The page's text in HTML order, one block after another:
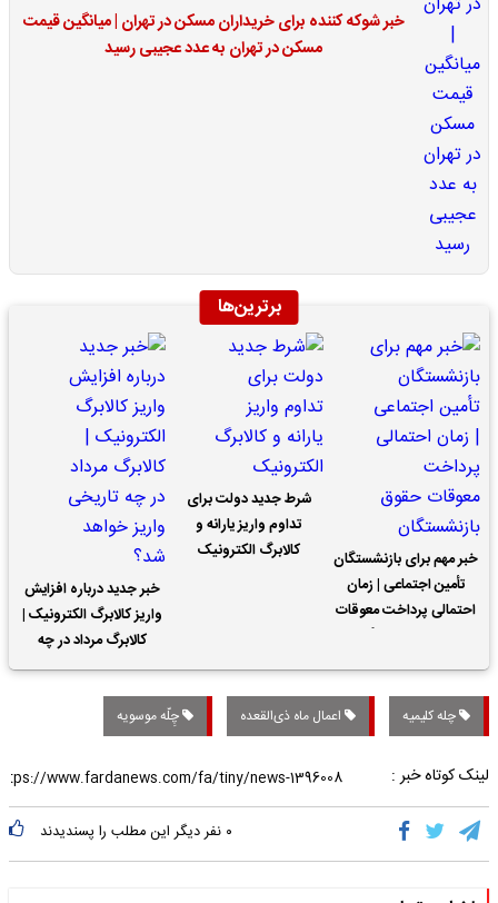
خبر شوکه کننده برای خریداران مسکن در تهران | میانگین قیمت
مسکن در تهران به عدد عجیبی رسید
برترین‌ها
خبر مهم برای بازنشستگان
تأمین اجتماعی | زمان
احتمالی پرداخت معوقات
شرط جدید دولت برای
تداوم واریز یارانه و
کالابرگ الکترونیک
خبر جدید درباره افزایش
واریز کالابرگ الکترونیک |
کالابرگ مرداد در چه
تاریخی واریز خواهد شد؟
چله کلیمیه اعمال ماه ذی‌القعده چِلّه موسویه
لینک کوتاه خبر :
۰ نفر دیگر این مطلب را پسندیدند